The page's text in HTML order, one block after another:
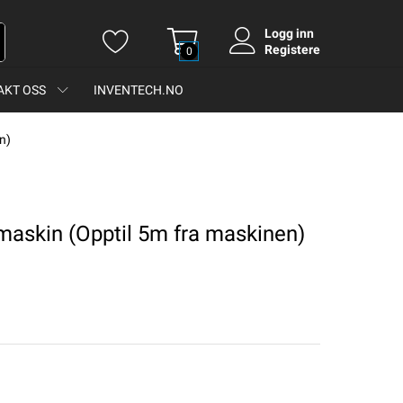
0
Logg inn
Registere
OSS INVENTECH.NO
(Opptil 5m fra maskinen)